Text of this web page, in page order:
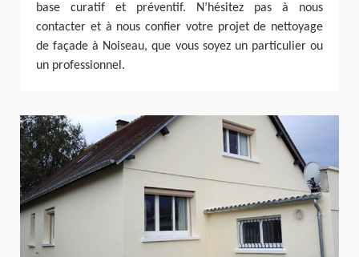
base curatif et préventif. N’hésitez pas à nous
contacter et à nous confier votre projet de nettoyage
de façade à Noiseau, que vous soyez un particulier ou
un professionnel.